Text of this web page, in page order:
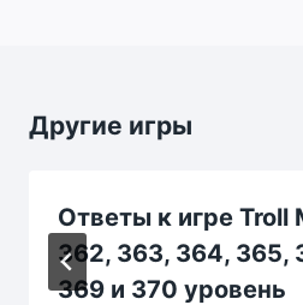
Другие игры
Ответы к игре Troll
362, 363, 364, 365,
369 и 370 уровень